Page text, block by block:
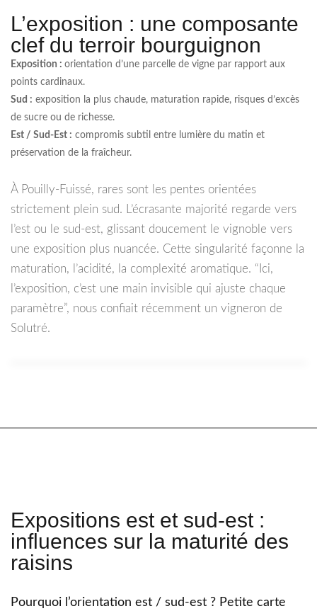
L’exposition : une composante
clef du terroir bourguignon
Exposition : orientation d’une parcelle de vigne par rapport aux
points cardinaux.
Sud : exposition la plus chaude, maturation rapide, risques d’excès
de sucre ou de richesse.
Est / Sud-Est : compromis subtil entre lumière du matin et
préservation de la fraîcheur.
À Pouilly-Fuissé, rares sont les pentes orientées
strictement plein sud. L’écrasante majorité regarde vers
l’est ou le sud-est, glissant doucement le vignoble vers
une exposition plus nuancée. Cette singularité façonne la
maturation, l’acidité, la complexité aromatique. “Ici,
l’exposition, c’est une main invisible qui ajuste chaque
paramètre”, nous confiait récemment un vigneron de
Solutré.
Expositions est et sud-est :
influences sur la maturité des
raisins
Pourquoi l’orientation est / sud-est ? Petite carte